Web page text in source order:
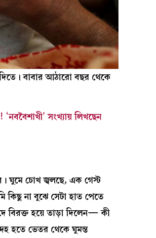
বাবার আঠারো বছর থেকে
সংখ্যায় লিখছেন
ঘুমে চোখ জ্বলছে, এক গেস্ট
কিছু না বুঝে সেটা হাত পেতে
বিরক্ত হয়ে তাড়া দিলেন— কী
হতে ভেতর থেকে ঘুমন্ত